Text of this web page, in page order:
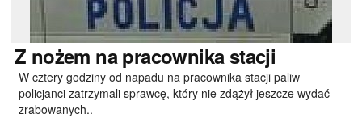
Z nożem na pracownika stacji
W cztery godziny od napadu na pracownika stacji paliw
policjanci zatrzymali sprawcę, który nie zdążył jeszcze wydać
zrabowanych..